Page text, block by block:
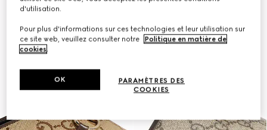
d'utilisation.
Pour plus d'informations sur ces technologies et leur utilisation sur
ce site web, veuillez consulter notre
Politique en matière de
cookies.
PARAMÈTRES DES
COOKIES
OK